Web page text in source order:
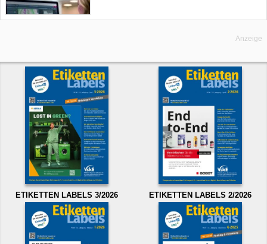
Anzeige
ETIKETTEN LABELS 3/2026 ETIKETTEN LABELS 2/2026